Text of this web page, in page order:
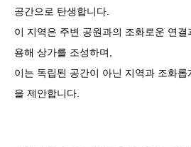
공간으로 탄생합니다.
이 지역은 주변 공원과의 조화로운 연
용해 상가를 조성하며
이는 독립된 공간이 아닌 지역과 조화
을 제안합니다.